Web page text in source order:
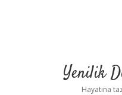
Yenilik
Hayatına